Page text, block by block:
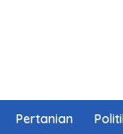
Pertanian